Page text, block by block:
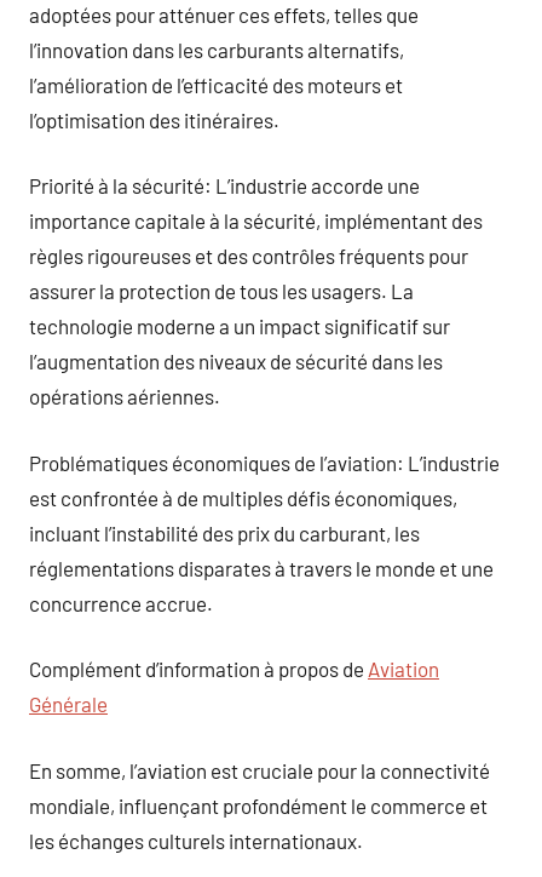
adoptées pour atténuer ces effets, telles que
l’innovation dans les carburants alternatifs,
l’amélioration de l’efficacité des moteurs et
l’optimisation des itinéraires.
Priorité à la sécurité: L’industrie accorde une
importance capitale à la sécurité, implémentant des
règles rigoureuses et des contrôles fréquents pour
assurer la protection de tous les usagers. La
technologie moderne a un impact significatif sur
l’augmentation des niveaux de sécurité dans les
opérations aériennes.
Problématiques économiques de l’aviation: L’industrie
est confrontée à de multiples défis économiques,
incluant l’instabilité des prix du carburant, les
réglementations disparates à travers le monde et une
concurrence accrue.
Complément d’information à propos de Aviation
Générale
En somme, l’aviation est cruciale pour la connectivité
mondiale, influençant profondément le commerce et
les échanges culturels internationaux.